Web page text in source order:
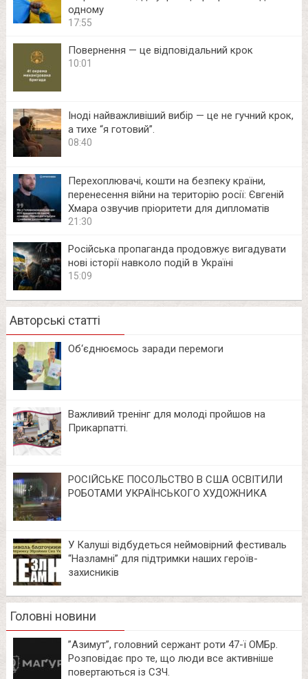
одному
17:55
Повернення — це відповідальний крок
10:01
Іноді найважливіший вибір — це не гучний крок,
а тихе “я готовий”.
08:40
Перехоплювачі, кошти на безпеку країни,
перенесення війни на територію росії: Євгеній
Хмара озвучив пріоритети для дипломатів
21:30
Російська пропаганда продовжує вигадувати
нові історії навколо подій в Україні
15:09
Авторські статті
Об‘єднюємось заради перемоги
Важливий тренінг для молоді пройшов на
Прикарпатті.
РОСІЙСЬКЕ ПОСОЛЬСТВО В США ОСВІТИЛИ
РОБОТАМИ УКРАЇНСЬКОГО ХУДОЖНИКА
У Калуші відбудеться неймовірний фестиваль
“Назламні” для підтримки наших героїв-
захисників
Головні новини
⁨”Азимут”, головний сержант роти 47-ї ОМБр.
Розповідає про те, що люди все активніше
повертаються із СЗЧ.